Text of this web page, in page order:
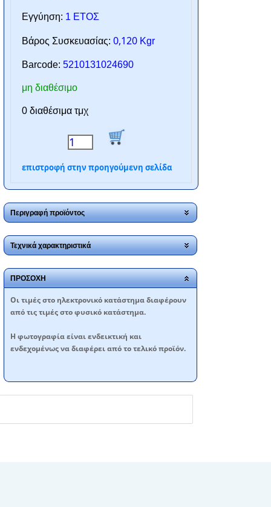
Εγγύηση: 1 ΕΤΟΣ
Βάρος Συσκευασίας: 0,120 Kgr
Barcode: 5210131024690
μη διαθέσιμο
0 διαθέσιμα τμχ
επιστροφή στην προηγούμενη σελίδα
Περιγραφή προϊόντος
Τεχνικά χαρακτηριστικά
ΠΡΟΣΟΧΗ
Oι τιμές στο ηλεκτρονικό κατάστημα διαφέρουν
από τις τιμές στο φυσικό κατάστημα.
Η φωτογραφία είναι ενδεικτική και
ενδεχομένως να διαφέρει από το τελικό προϊόν.